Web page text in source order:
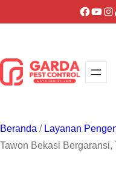
ke
Beranda / Layanan
Tawon Bekasi